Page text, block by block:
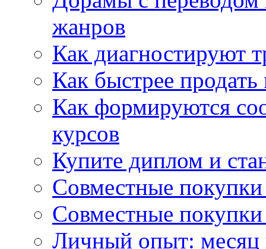
жанров
Как диагностируют
Как быстрее
Как формируются
курсов
Купите диплом и
Совместные
Совместные покупки
Личный опыт: месяц